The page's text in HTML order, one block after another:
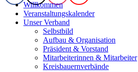
Willkommen
Veranstaltungskalender
Unser Verband
Selbstbild
Aufbau & Organisation
Präsident & Vorstand
Mitarbeiterinnen & Mitarbeiter
Kreisbauernverbände